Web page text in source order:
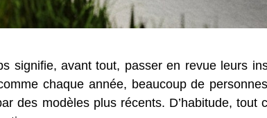
signifie, avant tout, passer en revue leurs
chaque année, beaucoup de
des modèles plus récents. D’habitude, tout